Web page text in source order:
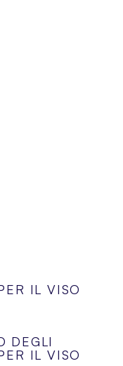
IL VISO
DEGLI
IL VISO